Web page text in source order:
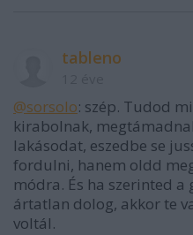
tableno
@sorsolo: szép. Tudod
kirabolnak,
lakásodat, eszedbe se
fordulni, hanem oldd
módra. És ha szerinted
ártatlan dolog, akkor te
voltál.